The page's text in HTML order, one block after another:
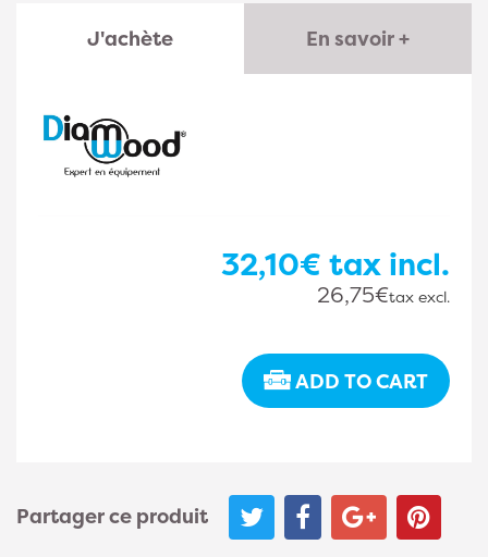
J'achète En savoir +
32,10€ tax incl.
26,75€tax excl.
ADD TO CART
Partager ce produit